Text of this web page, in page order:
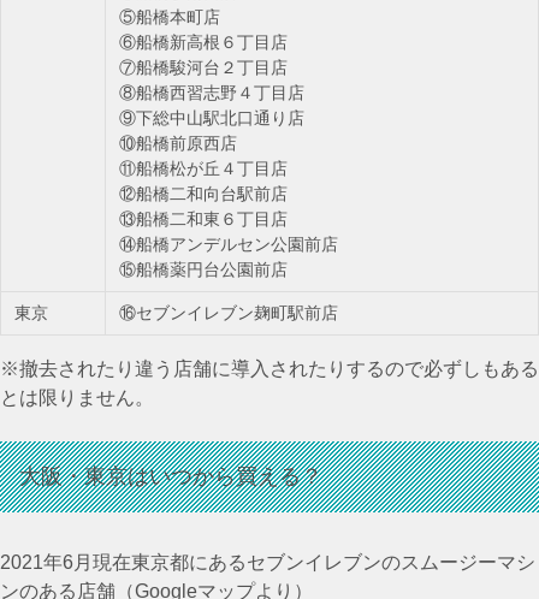
⑤船橋本町店
⑥船橋新高根６丁目店
⑦船橋駿河台２丁目店
⑧船橋西習志野４丁目店
⑨下総中山駅北口通り店
⑩船橋前原西店
⑪船橋松が丘４丁目店
⑫船橋二和向台駅前店
⑬船橋二和東６丁目店
⑭船橋アンデルセン公園前店
⑮船橋薬円台公園前店
東京 ⑯セブンイレブン麹町駅前店
※撤去されたり違う店舗に導入されたりするので必ずしもある
とは限りません。
大阪・東京はいつから買える？
2021年6月現在東京都にあるセブンイレブンのスムージーマシ
ンのある店舗（Googleマップより）